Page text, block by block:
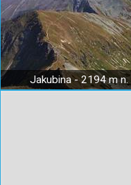
Jakubina - 2194 m n.